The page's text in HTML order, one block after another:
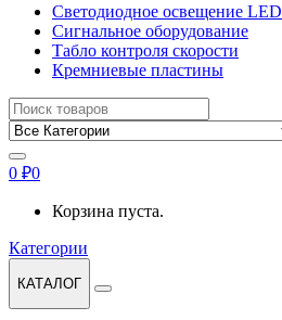
Светодиодное освещение LED
Сигнальное оборудование
Табло контроля скорости
Кремниевые пластины
Найти:
0 ₽0
Корзина пуста.
Категории
КАТАЛОГ